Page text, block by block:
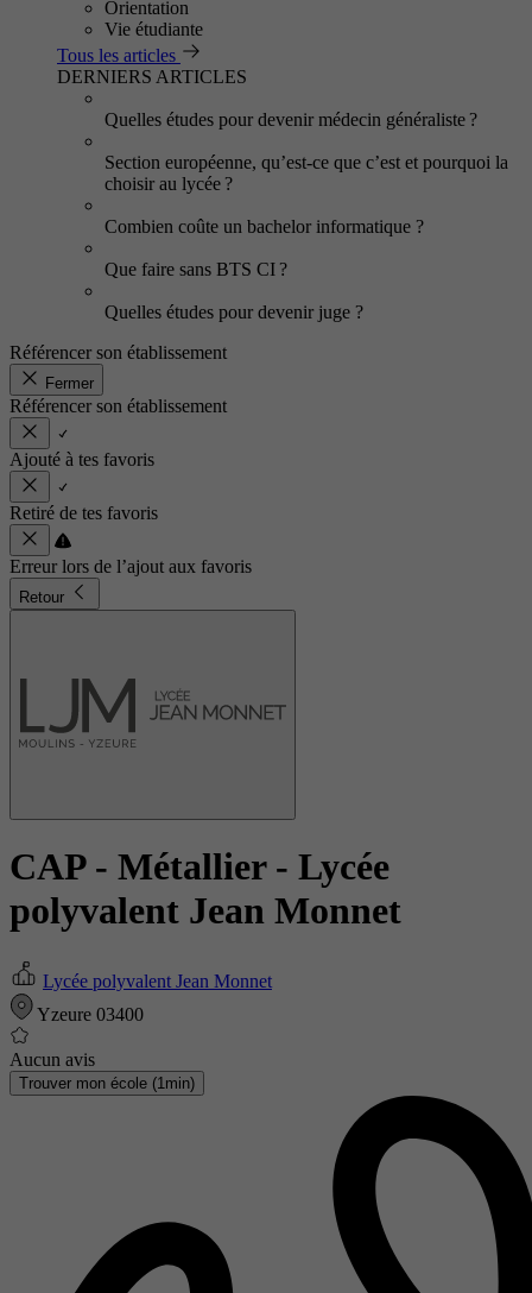
Orientation
Vie étudiante
Tous les articles
DERNIERS ARTICLES
Quelles études pour devenir médecin généraliste ?
Section européenne, qu’est-ce que c’est et pourquoi la
choisir au lycée ?
Combien coûte un bachelor informatique ?
Que faire sans BTS CI ?
Quelles études pour devenir juge ?
Référencer son établissement
Fermer
Référencer son établissement
Ajouté à tes favoris
Retiré de tes favoris
Erreur lors de l’ajout aux favoris
Retour
CAP - Métallier - Lycée
polyvalent Jean Monnet
Lycée polyvalent Jean Monnet
Yzeure 03400
Aucun avis
Trouver mon école (1min)